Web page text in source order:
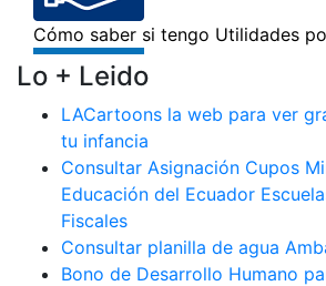
Lo + Leido
LACartoons la web para ver
tu infancia
Consultar Asignación Cupos
Educación del Ecuador
Fiscales
Consultar planilla de agua
Bono de Desarrollo Humano